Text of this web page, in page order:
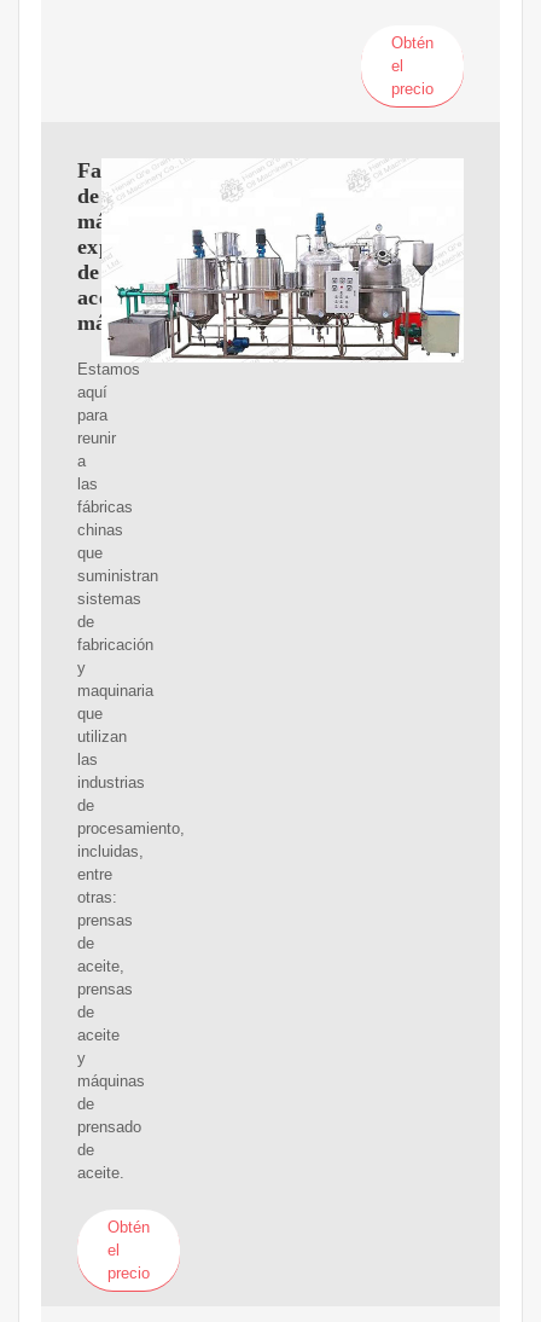
Obtén
el
precio
Fabricantes
de
máquinas
expulsoras
de
aceite
máquinas
Estamos
aquí
para
reunir
a
las
fábricas
chinas
que
suministran
sistemas
de
fabricación
y
maquinaria
que
utilizan
las
industrias
de
procesamiento,
incluidas,
entre
otras:
prensas
de
aceite,
prensas
de
aceite
y
máquinas
de
prensado
de
aceite.
Obtén
el
precio